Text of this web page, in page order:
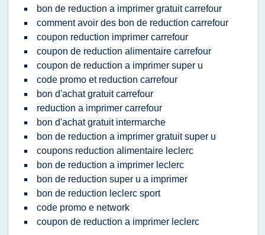
bon de reduction a imprimer gratuit carrefour
comment avoir des bon de reduction carrefour
coupon reduction imprimer carrefour
coupon de reduction alimentaire carrefour
coupon de reduction a imprimer super u
code promo et reduction carrefour
bon d'achat gratuit carrefour
reduction a imprimer carrefour
bon d'achat gratuit intermarche
bon de reduction a imprimer gratuit super u
coupons reduction alimentaire leclerc
bon de reduction a imprimer leclerc
bon de reduction super u a imprimer
bon de reduction leclerc sport
code promo e network
coupon de reduction a imprimer leclerc